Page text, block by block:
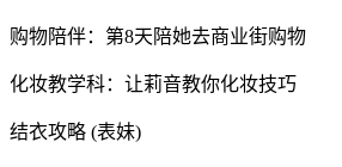
购物陪伴：第8天陪她去商业街购物
化妆教学科：让莉音教你化妆技巧
结衣攻略 (表妹)